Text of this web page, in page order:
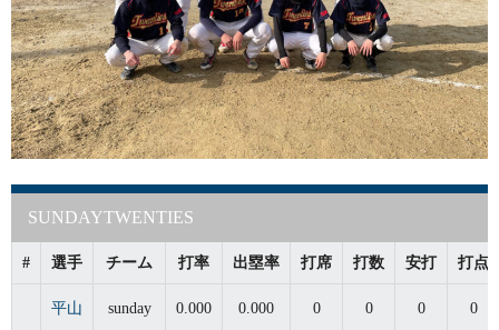
SUNDAYTWENTIES
# 選手 チーム 打率 出塁率 打席 打数 安打 打点
平山
sunday
0.000 0.000 0 0 0 0